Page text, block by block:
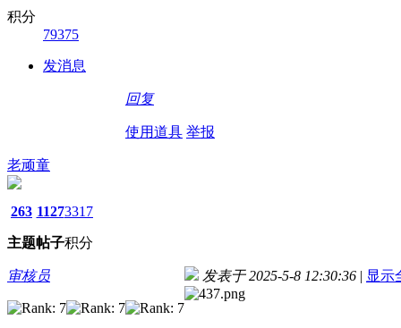
积分
79375
发消息
回复
使用道具 举报
老顽童
263
主题
1127
帖子
3317
积分
审核员 发表于 2025-5-8 12:30:36 | 显示